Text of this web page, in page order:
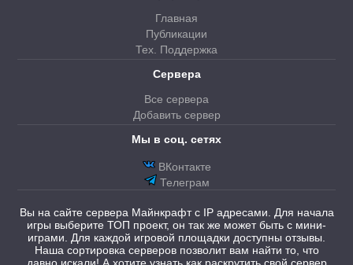
Главная
Публикации
Тех. Поддержка
Сервера
Все сервера
Добавить сервер
Мы в соц. сетях
ВКонтакте
Телеграм
Вы на сайте сервера Майнкрафт с IP адресами. Для начала
игры выберите ТОП проект, он так же может быть с мини-
играми. Для каждой игровой площадки доступны отзывы.
Наша сортировка серверов позволит вам найти то, что